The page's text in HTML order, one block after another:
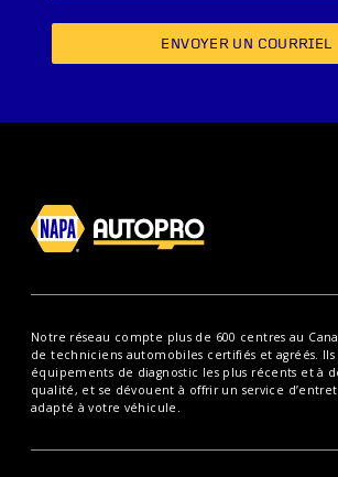
ENVOYER UN COURRIEL
Notre réseau compte plus de 600 centres au
de techniciens automobiles certifiés et agréés. Ils
équipements de diagnostic les plus récents et à
qualité, et se dévouent à offrir un service
adapté à votre véhicule.